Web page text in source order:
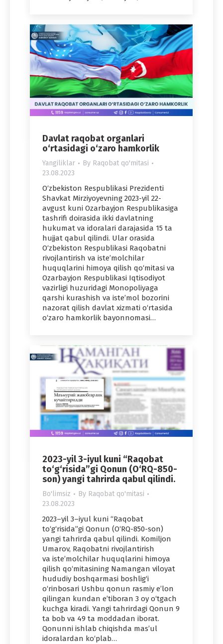
Davlat raqobat organlari
o‘rtasidagi o‘zaro hamkorlik
Yangiliklar By Raqobat qo'mitasi
23.08.2023
O‘zbekiston Respublikasi Prezidenti
Shavkat Mirziyoyevning 2023-yil 22-
avgust kuni Ozarbayjon Respublikasiga
tashrifi doirasida ikki davlatning
hukumat va idoralari darajasida 15 ta
hujjat qabul qilindi. Ular orasida
O‘zbekiston Respublikasi Raqobatni
rivojlantirish va iste’molchilar
huquqlarini himoya qilish qo‘mitasi va
Ozarbayjon Respublikasi Iqtisodiyot
vazirligi huzuridagi Monopoliyaga
qarshi kurashish va iste’mol bozorini
nazorat qilish davlat xizmati o‘rtasida
o‘zaro hamkorlik bayonnomasi…
2023-yil 3-iyul kuni “Raqobat
to‘g‘risida”gi Qonun (O‘RQ-850-
son) yangi tahrirda qabul qilindi.
Bo'limsiz By Raqobat qo'mitasi
23.08.2023
2023–yil 3–iyul kuni “Raqobat
to‘g‘risida”gi Qonun (O‘RQ-850-son)
yangi tahrirda qabul qilindi. Komiljon
Umarov, Raqobatni rivojlantirish
va iste’molchilar huquqlarini himoya
qilish qo‘mitasining Namangan viloyat
hududiy boshqarmasi boshlig‘i
o‘rinbosari Ushbu qonun rasmiy e’lon
qilingan kundan e’tiboran 3 oy o‘tgach
kuchga kiradi. Yangi tahrirdagi Qonun 9
ta bob va 49 ta moddadan iborat.
Qonunni ishlab chiqishda mas’ul
idoralardan ko‘plab…